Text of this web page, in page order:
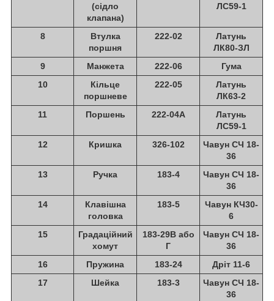
(сідло
клапана)
ЛС59-1
8
Втулка
поршня
222-02
Латунь
ЛК80-ЗЛ
9
Манжета 222-06
Гума
10
Кільце
поршневе
222-05
Латунь
ЛК63-2
11
Поршень 222-04А
Латунь
ЛС59-1
12
Кришка 326-102
Чавун СЧ 18-
36
13
Ручка 183-4
Чавун СЧ 18-
36
14
Клавішна
головка
183-5
Чавун КЧ30-
6
15
Градаційний
хомут
183-29В або
Г
Чавун СЧ 18-
36
16
Пружина 183-24
Дріт 11-6
17
Шейка 183-3
Чавун СЧ 18-
36